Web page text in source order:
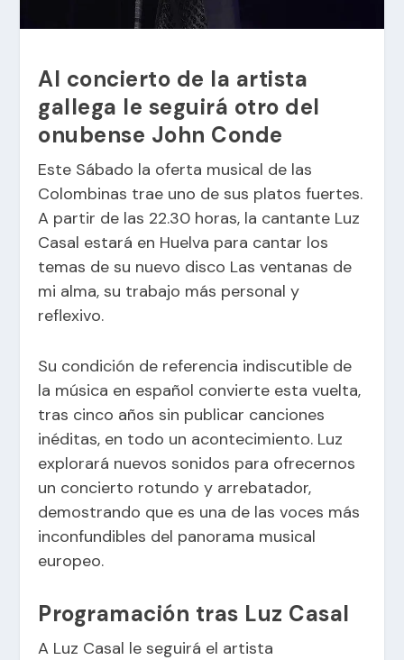
Al concierto de la artista
gallega le seguirá otro del
onubense John Conde
Este Sábado la oferta musical de las
Colombinas trae uno de sus platos fuertes.
A partir de las 22.30 horas, la cantante Luz
Casal estará en Huelva para cantar los
temas de su nuevo disco Las ventanas de
mi alma, su trabajo más personal y
reflexivo.
Su condición de referencia indiscutible de
la música en español convierte esta vuelta,
tras cinco años sin publicar canciones
inéditas, en todo un acontecimiento. Luz
explorará nuevos sonidos para ofrecernos
un concierto rotundo y arrebatador,
demostrando que es una de las voces más
inconfundibles del panorama musical
europeo.
Programación tras Luz Casal
A Luz Casal le seguirá el artista